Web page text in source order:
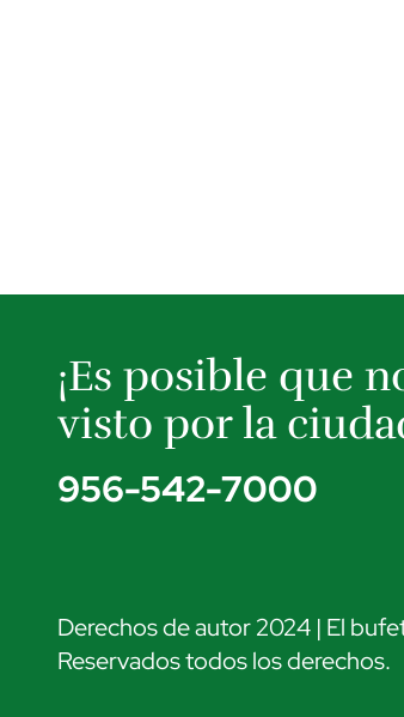
¡Es posible que
visto por la
956-542-7000
Derechos de autor 2024 | El
Reservados todos los derechos.